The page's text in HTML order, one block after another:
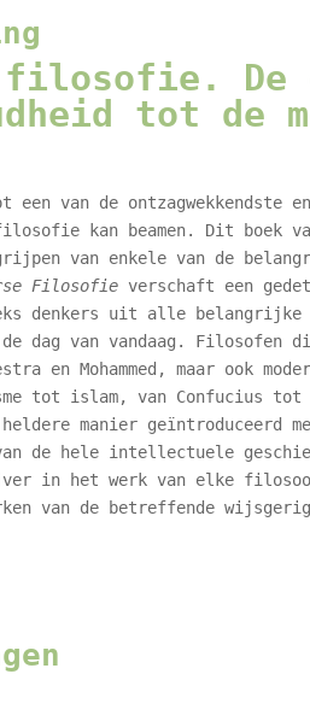
filosofie. De
tot de
een van de
kan beamen. Dit boek
van enkele van de
Filosofie verschaft een
denkers uit alle
dag van vandaag. Filosofen
en Mohammed, maar ook
tot islam, van Confucius
manier geïntroduceerd
de hele intellectuele
in het werk van elke
van de betreffende